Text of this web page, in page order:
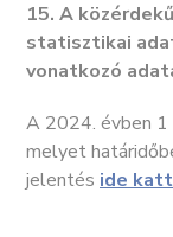
15. A
statisztikai
vonatkozó
A 2024. évben
melyet
jelentés ide